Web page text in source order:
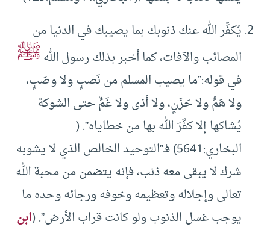
يُكفِّر الله عنك ذنوبك بما يصيبك في الدنيا من
المصائب والآفات، كما أخبر بذلك رسول اللهﷺ
في قوله:”ما يصيب المسلم من نَصبٍ ولا وصَبٍ،
ولا هَمٍّ ولا حَزَنٍ، ولا أذى ولا غَمٍّ حتى الشوكة
يُشاكها إلا كفَّرَ الله بها من خطاياه”. (
البخاري:5641) فـ”التوحيد الخالص الذي لا يشوبه
شرك لا يبقى معه ذنب، فإنه يتضمن من محبة الله
تعالى وإجلاله وتعظيمه وخوفه ورجائه وحده ما
يوجب غسل الذنوب ولو كانت قراب الأرض”. (ابن